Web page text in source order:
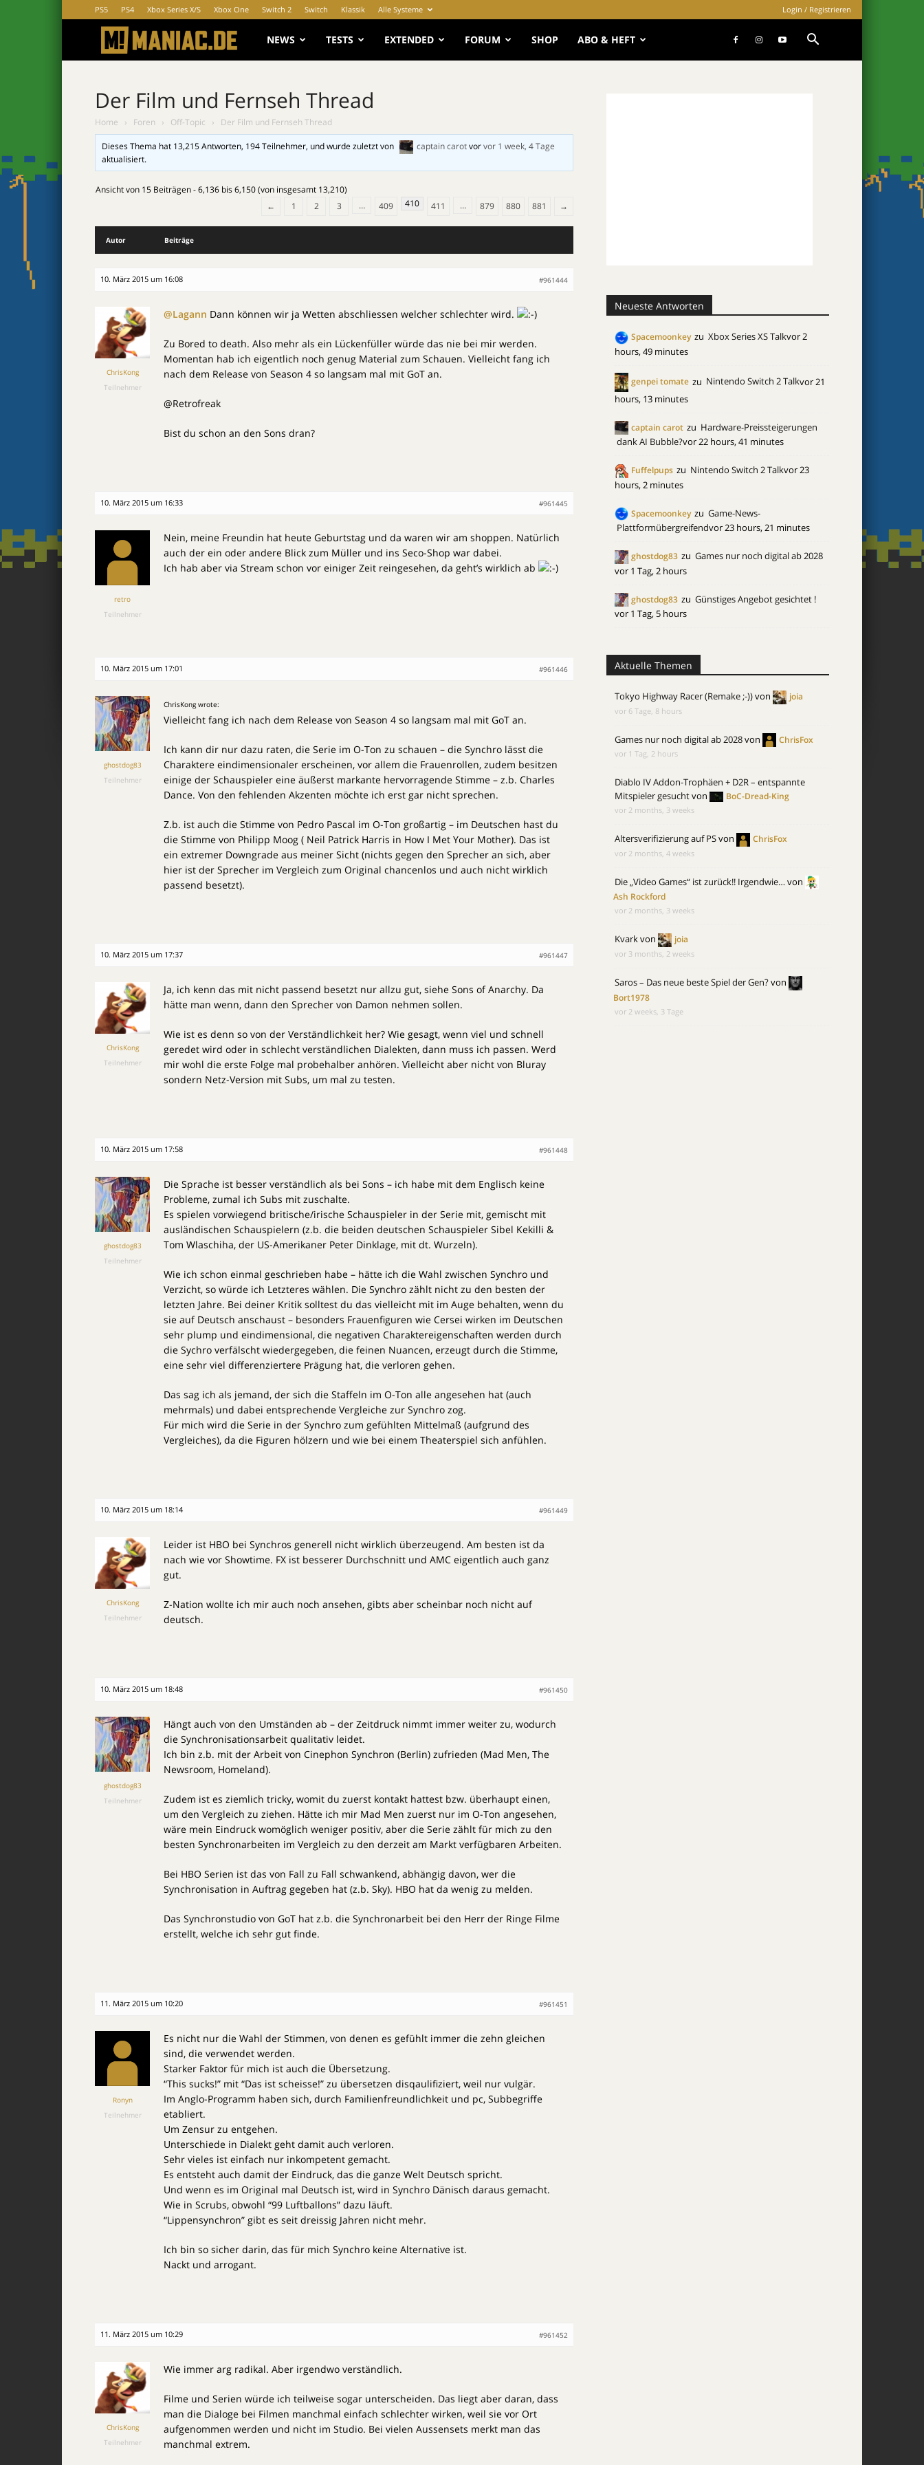
PS5 PS4 Xbox Series X/S Xbox One Switch 2 Switch Klassik Alle Systeme Login / Registrieren
MANIAC.de
NEWS TESTS EXTENDED FORUM SHOP ABO & HEFT
Der Film und Fernseh Thread
Home › Foren › Off-Topic › Der Film und Fernseh Thread
Dieses Thema hat 13,215 Antworten, 194 Teilnehmer, und wurde zuletzt von captain carotvorvor 1 week, 4 Tage
aktualisiert.
Ansicht von 15 Beiträgen - 6,136 bis 6,150 (von insgesamt 13,210)
←
1 2 3 … 409 410 411 … 879 880 881 →
Autor Beiträge
10. März 2015 um 16:08 #961444
ChrisKong
Teilnehmer
@Lagann Dann können wir ja Wetten abschliessen welcher schlechter wird.
Zu Bored to death. Also mehr als ein Lückenfüller würde das nie bei mir werden.
Momentan hab ich eigentlich noch genug Material zum Schauen. Vielleicht fang ich
nach dem Release von Season 4 so langsam mal mit GoT an.
@Retrofreak
Bist du schon an den Sons dran?
10. März 2015 um 16:33 #961445
retro
Teilnehmer
Nein, meine Freundin hat heute Geburtstag und da waren wir am shoppen. Natürlich
auch der ein oder andere Blick zum Müller und ins Seco-Shop war dabei.
Ich hab aber via Stream schon vor einiger Zeit reingesehen, da geht’s wirklich ab
10. März 2015 um 17:01 #961446
ghostdog83
Teilnehmer
ChrisKong wrote:
Vielleicht fang ich nach dem Release von Season 4 so langsam mal mit GoT an.
Ich kann dir nur dazu raten, die Serie im O-Ton zu schauen – die Synchro lässt die
Charaktere eindimensionaler erscheinen, vor allem die Frauenrollen, zudem besitzen
einige der Schauspieler eine äußerst markante hervorragende Stimme – z.b. Charles
Dance. Von den fehlenden Akzenten möchte ich erst gar nicht sprechen.
Z.b. ist auch die Stimme von Pedro Pascal im O-Ton großartig – im Deutschen hast du
die Stimme von Philipp Moog ( Neil Patrick Harris in How I Met Your Mother). Das ist
ein extremer Downgrade aus meiner Sicht (nichts gegen den Sprecher an sich, aber
hier ist der Sprecher im Vergleich zum Original chancenlos und auch nicht wirklich
passend besetzt).
10. März 2015 um 17:37 #961447
ChrisKong
Teilnehmer
Ja, ich kenn das mit nicht passend besetzt nur allzu gut, siehe Sons of Anarchy. Da
hätte man wenn, dann den Sprecher von Damon nehmen sollen.
Wie ist es denn so von der Verständlichkeit her? Wie gesagt, wenn viel und schnell
geredet wird oder in schlecht verständlichen Dialekten, dann muss ich passen. Werd
mir wohl die erste Folge mal probehalber anhören. Vielleicht aber nicht von Bluray
sondern Netz-Version mit Subs, um mal zu testen.
10. März 2015 um 17:58 #961448
ghostdog83
Teilnehmer
Die Sprache ist besser verständlich als bei Sons – ich habe mit dem Englisch keine
Probleme, zumal ich Subs mit zuschalte.
Es spielen vorwiegend britische/irische Schauspieler in der Serie mit, gemischt mit
ausländischen Schauspielern (z.b. die beiden deutschen Schauspieler Sibel Kekilli &
Tom Wlaschiha, der US-Amerikaner Peter Dinklage, mit dt. Wurzeln).
Wie ich schon einmal geschrieben habe – hätte ich die Wahl zwischen Synchro und
Verzicht, so würde ich Letzteres wählen. Die Synchro zählt nicht zu den besten der
letzten Jahre. Bei deiner Kritik solltest du das vielleicht mit im Auge behalten, wenn du
sie auf Deutsch anschaust – besonders Frauenfiguren wie Cersei wirken im Deutschen
sehr plump und eindimensional, die negativen Charaktereigenschaften werden durch
die Sychro verfälscht wiedergegeben, die feinen Nuancen, erzeugt durch die Stimme,
eine sehr viel differenziertere Prägung hat, die verloren gehen.
Das sag ich als jemand, der sich die Staffeln im O-Ton alle angesehen hat (auch
mehrmals) und dabei entsprechende Vergleiche zur Synchro zog.
Für mich wird die Serie in der Synchro zum gefühlten Mittelmaß (aufgrund des
Vergleiches), da die Figuren hölzern und wie bei einem Theaterspiel sich anfühlen.
10. März 2015 um 18:14 #961449
ChrisKong
Teilnehmer
Leider ist HBO bei Synchros generell nicht wirklich überzeugend. Am besten ist da
nach wie vor Showtime. FX ist besserer Durchschnitt und AMC eigentlich auch ganz
gut.
Z-Nation wollte ich mir auch noch ansehen, gibts aber scheinbar noch nicht auf
deutsch.
10. März 2015 um 18:48 #961450
ghostdog83
Teilnehmer
Hängt auch von den Umständen ab – der Zeitdruck nimmt immer weiter zu, wodurch
die Synchronisationsarbeit qualitativ leidet.
Ich bin z.b. mit der Arbeit von Cinephon Synchron (Berlin) zufrieden (Mad Men, The
Newsroom, Homeland).
Zudem ist es ziemlich tricky, womit du zuerst kontakt hattest bzw. überhaupt einen,
um den Vergleich zu ziehen. Hätte ich mir Mad Men zuerst nur im O-Ton angesehen,
wäre mein Eindruck womöglich weniger positiv, aber die Serie zählt für mich zu den
besten Synchronarbeiten im Vergleich zu den derzeit am Markt verfügbaren Arbeiten.
Bei HBO Serien ist das von Fall zu Fall schwankend, abhängig davon, wer die
Synchronisation in Auftrag gegeben hat (z.b. Sky). HBO hat da wenig zu melden.
Das Synchronstudio von GoT hat z.b. die Synchronarbeit bei den Herr der Ringe Filme
erstellt, welche ich sehr gut finde.
11. März 2015 um 10:20 #961451
Ronyn
Teilnehmer
Es nicht nur die Wahl der Stimmen, von denen es gefühlt immer die zehn gleichen
sind, die verwendet werden.
Starker Faktor für mich ist auch die Übersetzung.
“This sucks!” mit “Das ist scheisse!” zu übersetzen disqaulifiziert, weil nur vulgär.
Im Anglo-Programm haben sich, durch Familienfreundlichkeit und pc, Subbegriffe
etabliert.
Um Zensur zu entgehen.
Unterschiede in Dialekt geht damit auch verloren.
Sehr vieles ist einfach nur inkompetent gemacht.
Es entsteht auch damit der Eindruck, das die ganze Welt Deutsch spricht.
Und wenn es im Original mal Deutsch ist, wird in Synchro Dänisch daraus gemacht.
Wie in Scrubs, obwohl “99 Luftballons” dazu läuft.
“Lippensynchron” gibt es seit dreissig Jahren nicht mehr.
Ich bin so sicher darin, das für mich Synchro keine Alternative ist.
Nackt und arrogant.
11. März 2015 um 10:29 #961452
ChrisKong
Teilnehmer
Wie immer arg radikal. Aber irgendwo verständlich.
Filme und Serien würde ich teilweise sogar unterscheiden. Das liegt aber daran, dass
man die Dialoge bei Filmen manchmal einfach schlechter wirken, weil sie vor Ort
aufgenommen werden und nicht im Studio. Bei vielen Aussensets merkt man das
manchmal extrem.
Neueste Antworten
Spacemoonkey zu Xbox Series XS Talkvor 2
hours, 49 minutes
genpei tomate zu Nintendo Switch 2 Talkvor 21
hours, 13 minutes
captain carot zu Hardware-Preissteigerungen
dank AI Bubble?vor 22 hours, 41 minutes
Fuffelpups zu Nintendo Switch 2 Talkvor 23
hours, 2 minutes
Spacemoonkey zu Game-News-
Plattformübergreifendvor 23 hours, 21 minutes
ghostdog83 zu Games nur noch digital ab 2028
vor 1 Tag, 2 hours
ghostdog83 zu Günstiges Angebot gesichtet !
vor 1 Tag, 5 hours
Aktuelle Themen
Tokyo Highway Racer (Remake ;-))von joia
vor 6 Tage, 8 hours
Games nur noch digital ab 2028von ChrisFox
vor 1 Tag, 2 hours
Diablo IV Addon-Trophäen + D2R – entspannte
Mitspieler gesuchtvon BoC-Dread-King
vor 2 months, 3 weeks
Altersverifizierung auf PSvon ChrisFox
vor 2 months, 4 weeks
Die „Video Games“ ist zurück!! Irgendwie…von
Ash Rockford
vor 2 months, 3 weeks
Kvarkvon joia
vor 3 months, 2 weeks
Saros – Das neue beste Spiel der Gen?von
Bort1978
vor 2 weeks, 3 Tage